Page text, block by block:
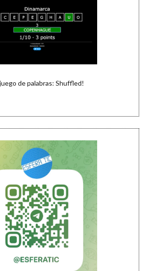
de palabras: Shuffled!